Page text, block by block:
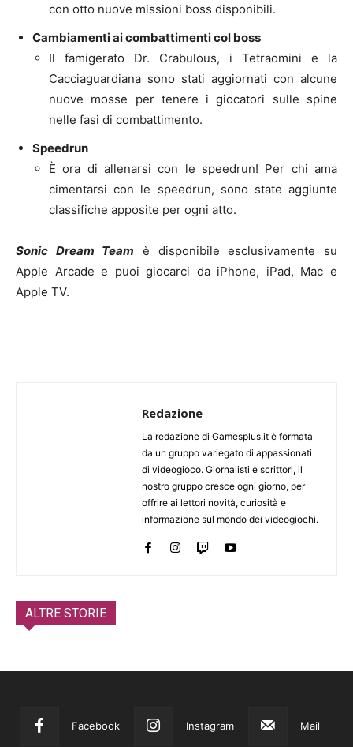
con otto nuove missioni boss disponibili.
Cambiamenti ai combattimenti col boss
Il famigerato Dr. Crabulous, i Tetraomini e la
Cacciaguardiana sono stati aggiornati con alcune
nuove mosse per tenere i giocatori sulle spine
nelle fasi di combattimento.
Speedrun
È ora di allenarsi con le speedrun! Per chi ama
cimentarsi con le speedrun, sono state aggiunte
classifiche apposite per ogni atto.
Sonic Dream Team è disponibile esclusivamente su
Apple Arcade e puoi giocarci da iPhone, iPad, Mac e
Apple TV.
Redazione
La redazione di Gamesplus.it è formata
da un gruppo variegato di appassionati
di videogioco. Giornalisti e scrittori, il
nostro gruppo cresce ogni giorno, per
offrire ai lettori novità, curiosità e
informazione sul mondo dei videogiochi.
ALTRE STORIE
Facebook Instagram Mail